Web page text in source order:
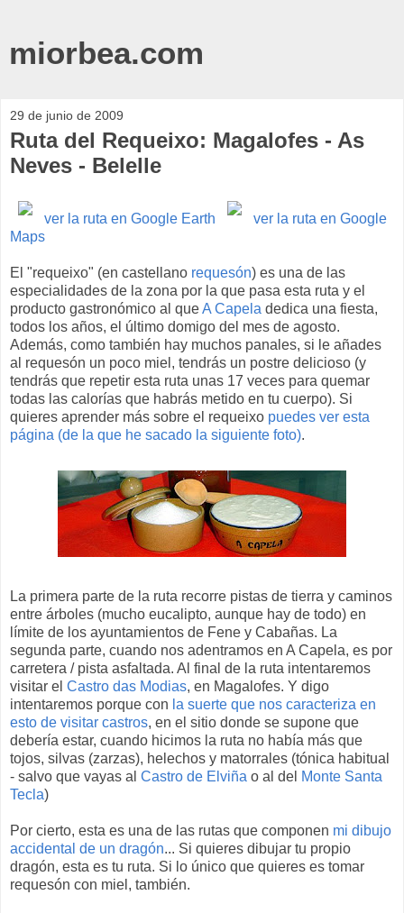
miorbea.com
29 de junio de 2009
Ruta del Requeixo: Magalofes - As
Neves - Belelle
ver la ruta en Google Earth
ver la ruta en Google
Maps
El "requeixo" (en castellano requesón) es una de las
especialidades de la zona por la que pasa esta ruta y el
producto gastronómico al queA Capela dedica una fiesta,
todos los años, el último domigo del mes de agosto.
Además, como también hay muchos panales, si le añades
al requesón un poco miel, tendrás un postre delicioso (y
tendrás que repetir esta ruta unas 17 veces para quemar
todas las calorías que habrás metido en tu cuerpo). Si
quieres aprender más sobre el requeixo puedes ver esta
página (de la que he sacado la siguiente foto).
La primera parte de la ruta recorre pistas de tierra y caminos
entre árboles (mucho eucalipto, aunque hay de todo) en
límite de los ayuntamientos de Fene y Cabañas. La
segunda parte, cuando nos adentramos en A Capela, es por
carretera / pista asfaltada. Al final de la ruta intentaremos
visitar el Castro das Modias, en Magalofes. Y digo
intentaremos porque con la suerte que nos caracteriza en
esto de visitar castros, en el sitio donde se supone que
debería estar, cuando hicimos la ruta no había más que
tojos, silvas (zarzas), helechos y matorrales (tónica habitual
- salvo que vayas al Castro de Elviña o al del Monte Santa
Tecla)
Por cierto, esta es una de las rutas que componen mi dibujo
accidental de un dragón... Si quieres dibujar tu propio
dragón, esta es tu ruta. Si lo único que quieres es tomar
requesón con miel, también.